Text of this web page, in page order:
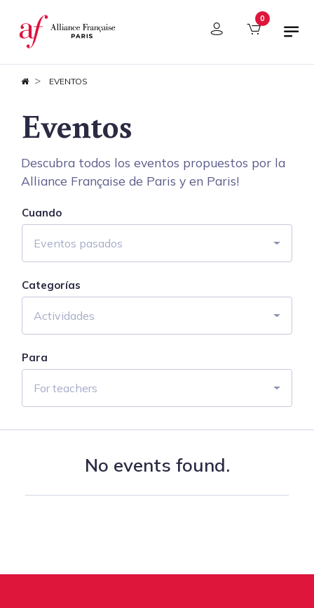
Panel de gestión de cookies 0
EVENTOS
Eventos
Descubra todos los eventos propuestos por la
Alliance Française de Paris y en Paris!
Cuando
Eventos pasados
Categorías
Actividades
Para
For teachers
No events found.